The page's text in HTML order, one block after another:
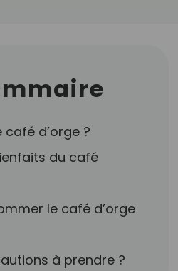
café d’orge ?
du café
le café d’orge
à prendre ?